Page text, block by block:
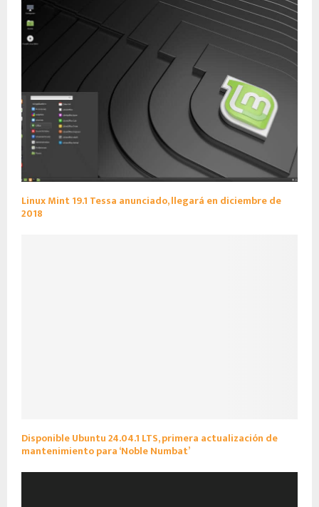
Linux Mint 19.1 Tessa anunciado, llegará en diciembre de
2018
Disponible Ubuntu 24.04.1 LTS, primera actualización de
mantenimiento para ‘Noble Numbat’